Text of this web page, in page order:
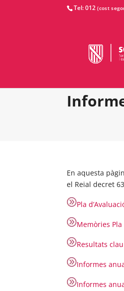
Tel: 012
En aquesta
el Reial decret
Pla
Memòries Pla
Resultats
Informes
Informes